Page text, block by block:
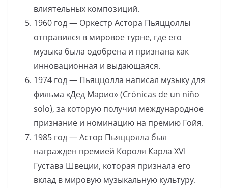
влиятельных композиций.
1960 год — Оркестр Астора Пьяццоллы
отправился в мировое турне, где его
музыка была одобрена и признана как
инновационная и выдающаяся.
1974 год — Пьяццолла написал музыку для
фильма «Дед Марио» (Crónicas de un niño
solo), за которую получил международное
признание и номинацию на премию Гойя.
1985 год — Астор Пьяццолла был
награжден премией Короля Карла XVI
Густава Швеции, которая признала его
вклад в мировую музыкальную культуру.